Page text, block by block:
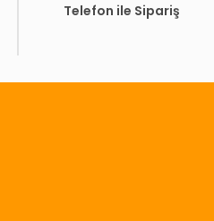
Gönder
Telefon ile Sipariş